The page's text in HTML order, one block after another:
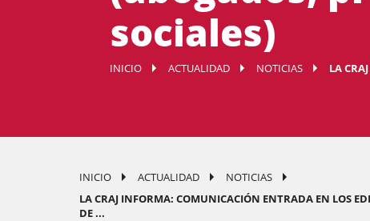
sociales)
INICIO ACTUALIDAD NOTICIAS LA
INICIO ACTUALIDAD
NOTICIAS
LA CRAJ INFORMA: COMUNICACIÓN ENTRADA EN LOS
DE ...